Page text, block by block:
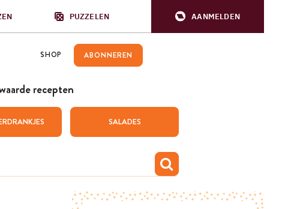
PUZZELEN AANMELDEN
SHOP ABONNEREN
recepten
SALADES